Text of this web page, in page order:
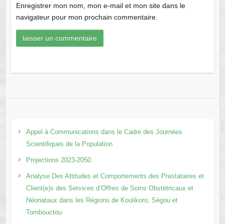
Enregistrer mon nom, mon e-mail et mon site dans le
navigateur pour mon prochain commentaire.
Appel à Communications dans le Cadre des Journées
Scientifiques de la Population
Projections 2023-2050
Analyse Des Attitudes et Comportements des Prestataires et
Client(e)s des Services d’Offres de Soins Obstétricaux et
Néonataux dans les Régions de Koulikoro, Ségou et
Tombouctou